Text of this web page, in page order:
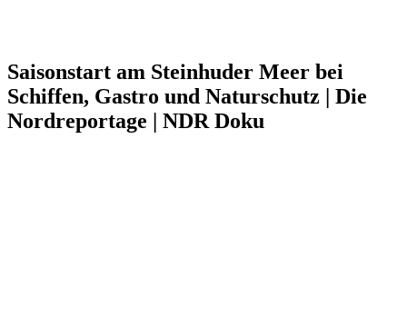
Saisonstart am Steinhuder Meer bei
Schiffen, Gastro und Naturschutz | Die
Nordreportage | NDR Doku